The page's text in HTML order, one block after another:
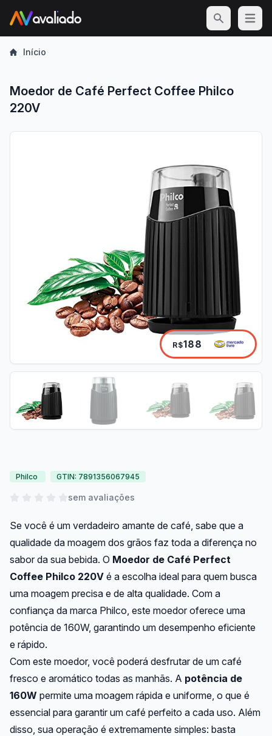
Open
Início
Moedor de Café Perfect Coffee Philco
220V
R$188
Philco GTIN: 7891356067945
sem avaliações
Se você é um verdadeiro amante de café, sabe que a
qualidade da moagem dos grãos faz toda a diferença no
sabor da sua bebida. O Moedor de Café Perfect
Coffee Philco 220V é a escolha ideal para quem busca
uma moagem precisa e de alta qualidade. Com a
confiança da marca Philco, este moedor oferece uma
potência de 160W, garantindo um desempenho eficiente
e rápido.
Com este moedor, você poderá desfrutar de um café
fresco e aromático todas as manhãs. A potência de
160W permite uma moagem rápida e uniforme, o que é
essencial para garantir um café perfeito a cada uso. Além
disso, sua operação é extremamente simples: basta